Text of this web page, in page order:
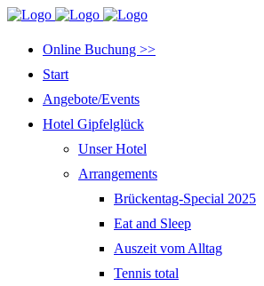
Online Buchung >>
Start
Angebote/Events
Hotel Gipfelglück
Unser Hotel
Arrangements
Brückentag-Special 2025
Eat and Sleep
Auszeit vom Alltag
Tennis total